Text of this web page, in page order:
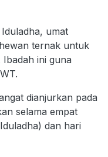
umat
ternak untuk
ini guna
dianjurkan pada
selama empat
dan hari